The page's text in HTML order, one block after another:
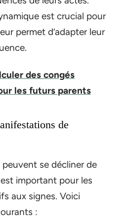
est crucial pour
permet d’adapter leur
des congés
les futurs parents
de
se décliner de
important pour les
aux signes. Voici
: